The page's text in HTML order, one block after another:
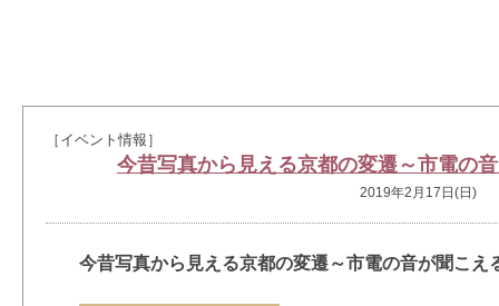
［イベント情報］
今昔写真から見える京都の変遷～市電の
2019年2月17日(日)
今昔写真から見える京都の変遷～市電の音が聞こえ